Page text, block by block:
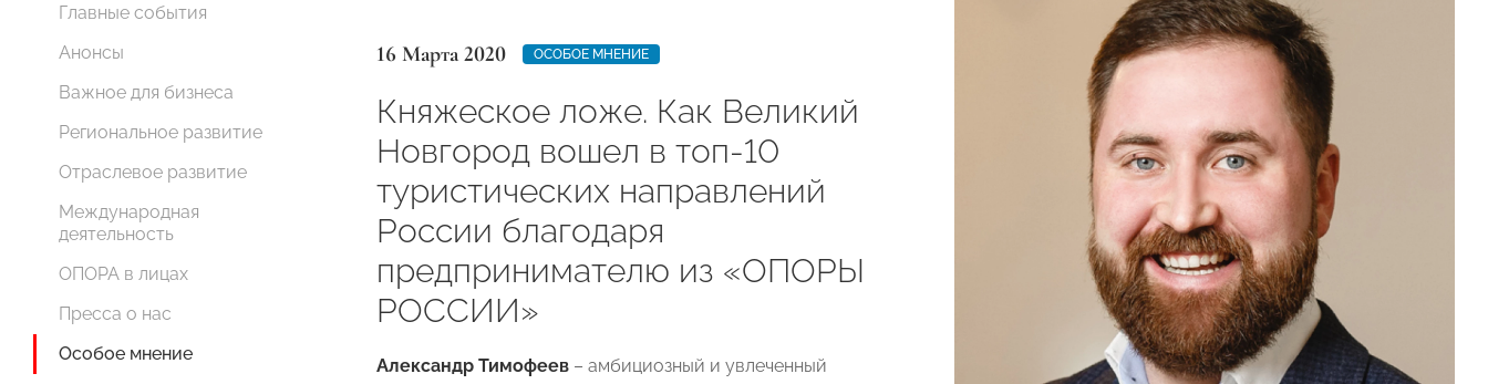
Главные события
Анонсы
Важное для бизнеса
Региональное развитие
Отраслевое развитие
Международная
деятельность
ОПОРА в лицах
Пресса о нас
Особое мнение
16 Марта 2020 ОСОБОЕ МНЕНИЕ
Княжеское ложе. Как Великий
Новгород вошел в топ-10
туристических направлений
России благодаря
предпринимателю из «ОПОРЫ
РОССИИ»
Александр Тимофеев – амбициозный и увлеченный